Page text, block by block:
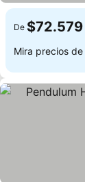
De $72.579
Mira precios de